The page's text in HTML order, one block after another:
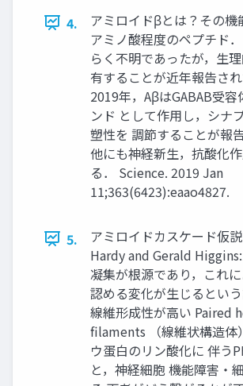
4.
アミロイドβとは？その機
アミノ酸程度のペプチド
らく不明であったが，生
有することが近年報告さ
2019年，AβはGABAB受容
ンド として作用し，シナ
塑性を 調節することが報
他にも神経新生，抗酸化
る． Science. 2019 Jan
11;363(6423):eaao4827.
5.
アミロイドカスケード仮
Hardy and Gerald
凝集が根源であり，これ
認める変化が生じるとい
線維形成性が高い Paired
filaments （線維状構造体
ウ蛋白のリン酸化に 伴う
と，神経細胞 機能障害・